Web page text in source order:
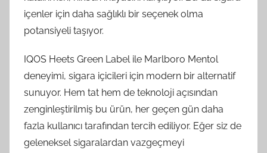
içenler için daha sağlıklı bir seçenek olma
potansiyeli taşıyor.
IQOS Heets Green Label ile Marlboro Mentol
deneyimi, sigara içicileri için modern bir alternatif
sunuyor. Hem tat hem de teknoloji açısından
zenginleştirilmiş bu ürün, her geçen gün daha
fazla kullanıcı tarafından tercih ediliyor. Eğer siz de
geleneksel sigaralardan vazgeçmeyi